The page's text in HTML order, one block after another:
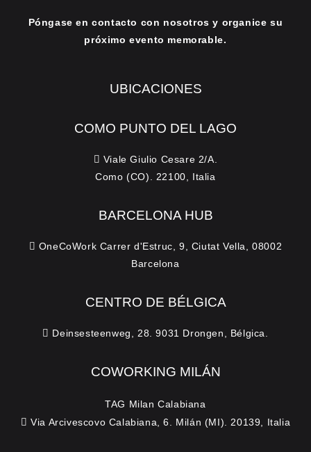
Póngase en contacto con nosotros y organice su
próximo evento memorable.
UBICACIONES
COMO PUNTO DEL LAGO
Viale Giulio Cesare 2/A.
Como (CO). 22100, Italia
BARCELONA HUB
OneCoWork Carrer d'Estruc, 9, Ciutat Vella, 08002
Barcelona
CENTRO DE BÉLGICA
Deinsesteenweg, 28. 9031 Drongen, Bélgica.
COWORKING MILÁN
TAG Milan Calabiana
Via Arcivescovo Calabiana, 6. Milán (MI). 20139, Italia